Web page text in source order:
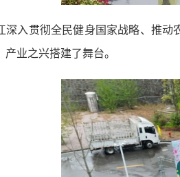
深入贯彻全民健身国家战略、推
业之兴搭建了舞台。